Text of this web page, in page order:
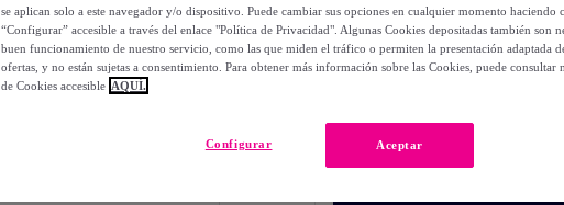
34,90 €
%
Modelo:
se aplican solo a este navegador y/o dispositivo. Puede cambiar sus opciones en cualquier momento haciendo
“Configurar” accesible a través del enlace "Política de Privacidad". Algunas Cookies depositadas también son
buen funcionamiento de nuestro servicio, como las que miden el tráfico o permiten la presentación adaptada
ofertas, y no están sujetas a consentimiento. Para obtener más información sobre las Cookies, puede consultar
de Cookies accesible AQUÍ.
Aceptar
Configurar